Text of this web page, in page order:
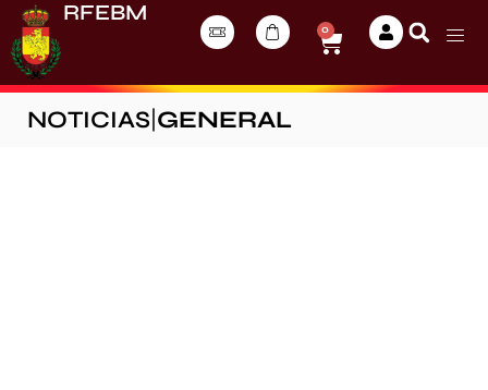
RFEBM
0
NOTICIAS GENERAL